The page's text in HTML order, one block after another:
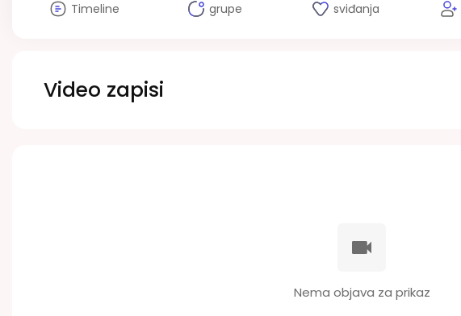
Timeline grupe sviđanja
Video zapisi
Nema objava za prikaz